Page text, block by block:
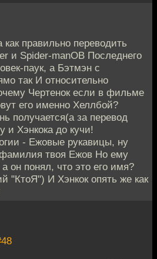
правильно переводить
и Spider-manОВ Последнего
паук, а Бэтмэн с
так И относительно
Чертенок если в фильме
его именно Хеллбой?
получается(а за перевод
Хэнкока до кучи!
- Ежовые рукавицы, ну
твоя Ежов Но ему
он понял, что это его имя?
"КтоЯ") И Хэнкок опять же как